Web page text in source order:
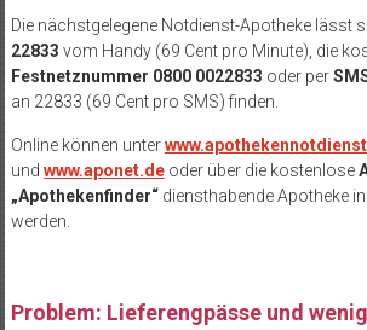
Die nächstgelegene Notdienst-Apotheke lässt
22833 vom Handy (69 Cent pro Minute), die
Festnetznummer 0800 0022833 oder per
an 22833 (69 Cent pro SMS) finden.
Online können unter
und www.aponet.deoder über die kostenlose
„Apothekenfinder“diensthabende Apotheke
werden.
Problem: Lieferengpässe und